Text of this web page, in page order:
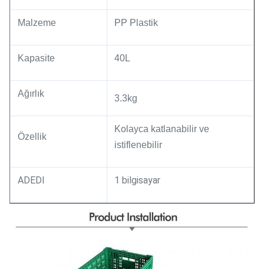
Malzeme PP Plastik
Kapasite 40L
Ağırlık 3.3kg
Özellik
Kolayca katlanabilir ve
istiflenebilir
ADEDI 1 bilgisayar